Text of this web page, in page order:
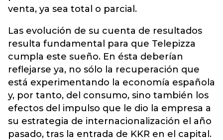
venta, ya sea total o parcial.
Las evolución de su cuenta de resultados
resulta fundamental para que Telepizza
cumpla este sueño. En ésta deberían
reflejarse ya, no sólo la recuperación que
está experimentando la economía española
y, por tanto, del consumo, sino también los
efectos del impulso que le dio la empresa a
su estrategia de internacionalización el año
pasado, tras la entrada de KKR en el capital.